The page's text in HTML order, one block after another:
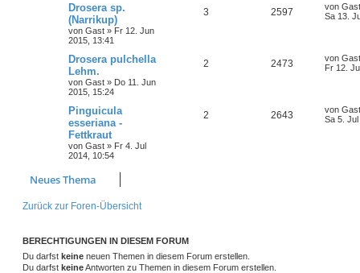
Drosera sp.
(Narrikup)
von Gast » Fr 12. Jun
2015, 13:41
3 2597 von Gast
Sa 13.
Drosera pulchella
Lehm.
von Gast » Do 11. Jun
2015, 15:24
2 2473 von Gast
Fr 12.
Pinguicula
esseriana -
Fettkraut
von Gast » Fr 4. Jul
2014, 10:54
2 2643 von Gast
Sa 5.
Neues Thema
Zurück zur Foren-Übersicht
BERECHTIGUNGEN IN DIESEM FORUM
Du darfst keine neuen Themen in diesem Forum erstellen.
Du darfst keineAntworten zu Themen in diesem Forum erstellen.